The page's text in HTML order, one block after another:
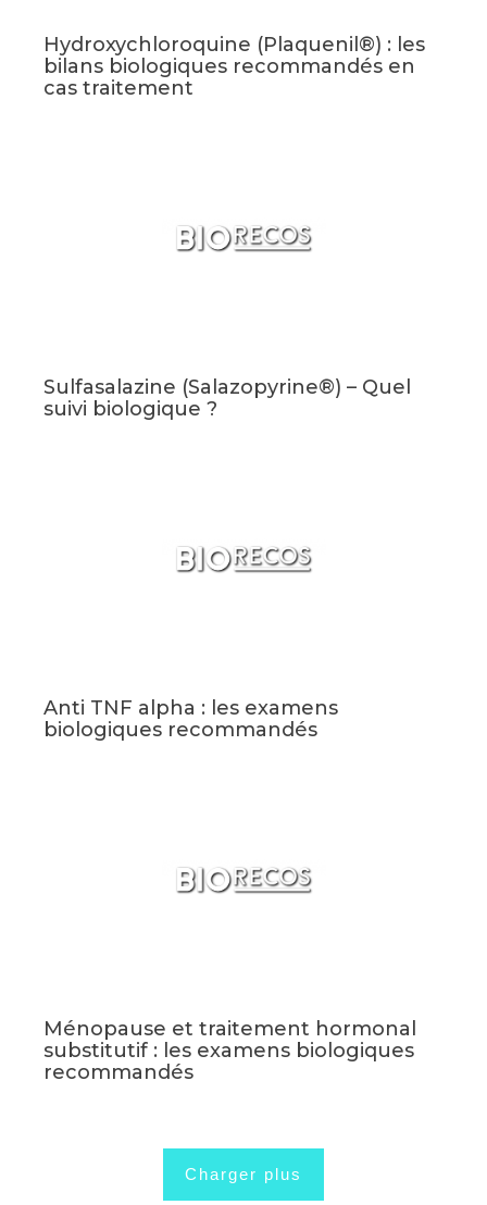
Hydroxychloroquine (Plaquenil®) : les
bilans biologiques recommandés en
cas traitement
Sulfasalazine (Salazopyrine®) – Quel
suivi biologique ?
Anti TNF alpha : les examens
biologiques recommandés
Ménopause et traitement hormonal
substitutif : les examens biologiques
recommandés
Charger plus